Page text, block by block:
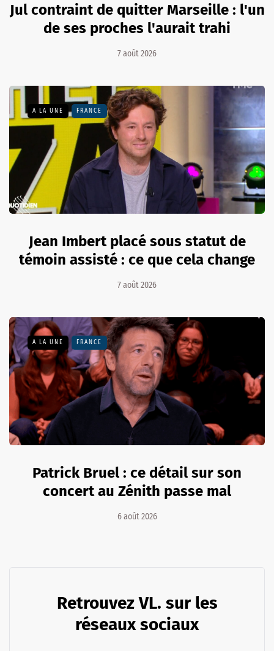
Jul contraint de quitter Marseille : l'un
de ses proches l'aurait trahi
7 août 2026
A LA UNE FRANCE
Jean Imbert placé sous statut de
témoin assisté : ce que cela change
7 août 2026
A LA UNE FRANCE
Patrick Bruel : ce détail sur son
concert au Zénith passe mal
6 août 2026
Retrouvez VL. sur les
réseaux sociaux